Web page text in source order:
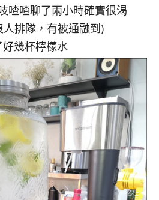
喳喳聊了兩小時確實很渴
排隊，有被通融到)
好幾杯檸檬水